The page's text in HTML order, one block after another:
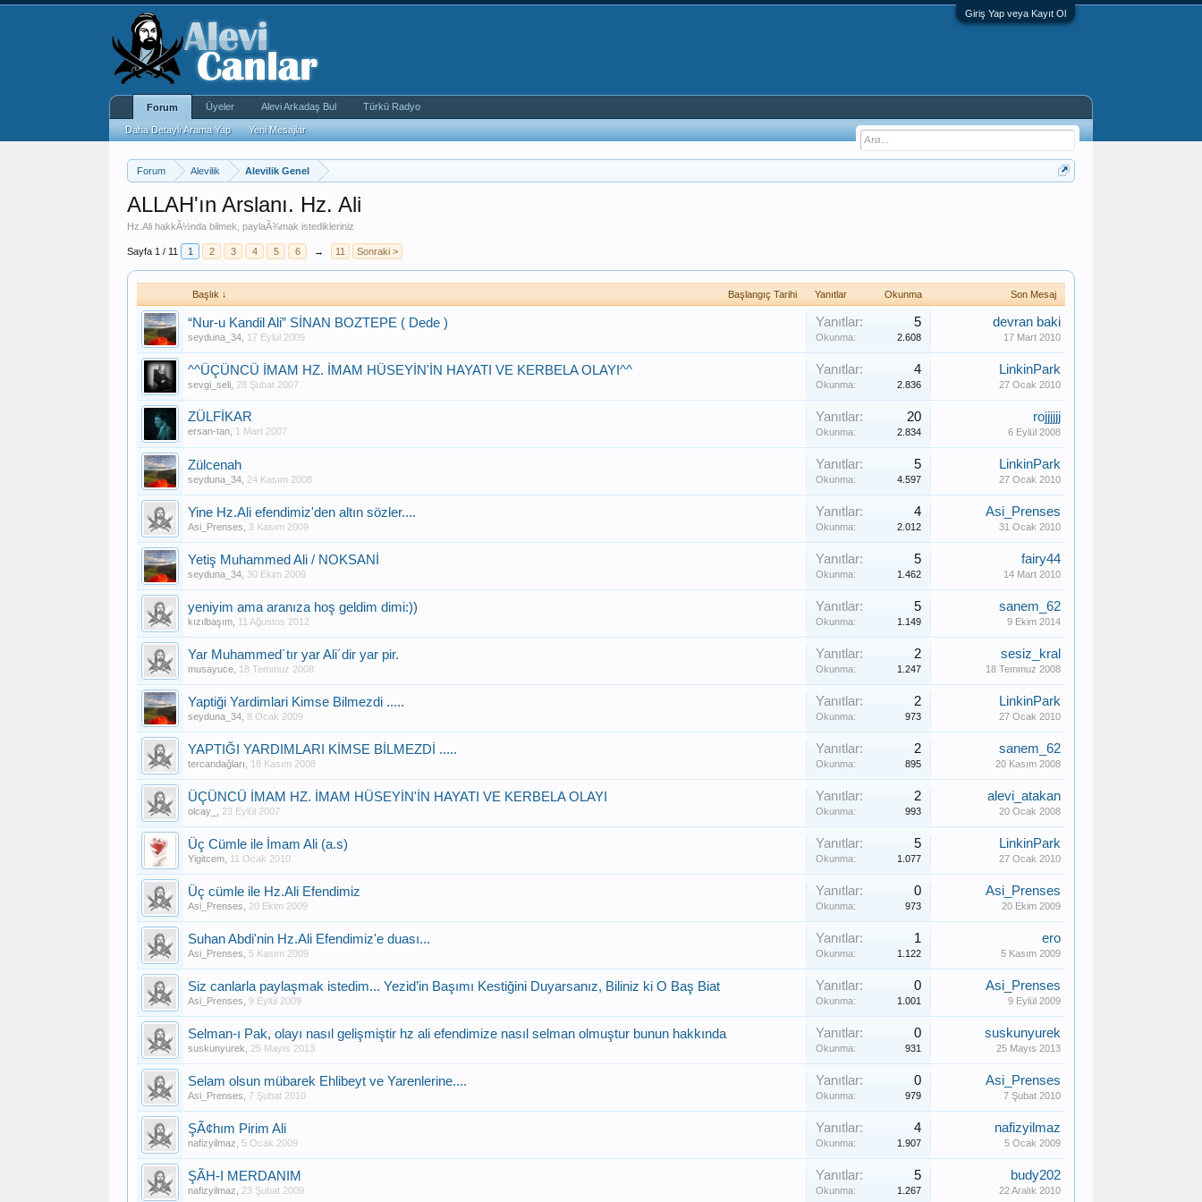
Giriş Yap veya Kayıt Ol
Forum Alevilik Alevilik Genel
ALLAH'ın Arslanı. Hz. Ali
Hz.Ali hakkÃ½nda bilmek, paylaÃ¾mak istedikleriniz
Sayfa 1 / 11 1 2 3 4 5 6 → 11 Sonraki >
Başlık ↓ Başlangıç Tarihi Yanıtlar Okunma Son Mesaj
“Nur-u Kandil Ali” SİNAN BOZTEPE ( Dede )
seyduna_34 17 Eylül 2009
Yanıtlar: 5
Okunma: 2.608
devran baki
17 Mart 2010
^^ÜÇÜNCÜ İMAM HZ. İMAM HÜSEYİN'İN HAYATI VE KERBELA OLAYI^^
sevgi_seli 28 Şubat 2007
Yanıtlar: 4
Okunma: 2.836
LinkinPark
27 Ocak 2010
ZÜLFİKAR
ersan-tan 1 Mart 2007
Yanıtlar: 20
Okunma: 2.834
rojjjjjj
6 Eylül 2008
Zülcenah
seyduna_34 24 Kasım 2008
Yanıtlar: 5
Okunma: 4.597
LinkinPark
27 Ocak 2010
Yine Hz.Ali efendimiz'den altın sözler....
Asi_Prenses 3 Kasım 2009
Yanıtlar: 4
Okunma: 2.012
Asi_Prenses
31 Ocak 2010
Yetiş Muhammed Ali / NOKSANİ
seyduna_34 30 Ekim 2009
Yanıtlar: 5
Okunma: 1.462
fairy44
14 Mart 2010
yeniyim ama aranıza hoş geldim dimi:))
kızılbaşım 11 Ağustos 2012
Yanıtlar: 5
Okunma: 1.149
sanem_62
9 Ekim 2014
Yar Muhammed´tır yar Ali´dir yar pir.
musayuce 18 Temmuz 2008
Yanıtlar: 2
Okunma: 1.247
sesiz_kral
18 Temmuz 2008
Yaptiği Yardimlari Kimse Bilmezdi .....
seyduna_34 8 Ocak 2009
Yanıtlar: 2
Okunma: 973
LinkinPark
27 Ocak 2010
YAPTIĞI YARDIMLARI KİMSE BİLMEZDİ .....
tercandağları 18 Kasım 2008
Yanıtlar: 2
Okunma: 895
sanem_62
20 Kasım 2008
ÜÇÜNCÜ İMAM HZ. İMAM HÜSEYİN'İN HAYATI VE KERBELA OLAYI
olcay_ 23 Eylül 2007
Yanıtlar: 2
Okunma: 993
alevi_atakan
20 Ocak 2008
Üç Cümle ile İmam Ali (a.s)
Yigitcem 11 Ocak 2010
Yanıtlar: 5
Okunma: 1.077
LinkinPark
27 Ocak 2010
Üç cümle ile Hz.Ali Efendimiz
Asi_Prenses 20 Ekim 2009
Yanıtlar: 0
Okunma: 973
Asi_Prenses
20 Ekim 2009
Suhan Abdi'nin Hz.Ali Efendimiz'e duası...
Asi_Prenses 5 Kasım 2009
Yanıtlar: 1
Okunma: 1.122
ero
5 Kasım 2009
Siz canlarla paylaşmak istedim... Yezid’in Başımı Kestiğini Duyarsanız, Biliniz ki O Baş Biat
Asi_Prenses 9 Eylül 2009
Yanıtlar: 0
Okunma: 1.001
Asi_Prenses
9 Eylül 2009
Selman-ı Pak, olayı nasıl gelişmiştir hz ali efendimize nasıl selman olmuştur bunun hakkında
suskunyurek 25 Mayıs 2013
Yanıtlar: 0
Okunma: 931
suskunyurek
25 Mayıs 2013
Selam olsun mübarek Ehlibeyt ve Yarenlerine....
Asi_Prenses 7 Şubat 2010
Yanıtlar: 0
Okunma: 979
Asi_Prenses
7 Şubat 2010
ŞÃ¢hım Pirim Ali
nafizyilmaz 5 Ocak 2009
Yanıtlar: 4
Okunma: 1.907
nafizyilmaz
5 Ocak 2009
ŞÃH-I MERDANIM
nafizyilmaz 23 Şubat 2009
Yanıtlar: 5
Okunma: 1.267
budy202
22 Aralık 2010
Forum
Daha Detaylı Arama Yap Yeni Mesajlar
Üyeler Alevi Arkadaş Bul Türkü Radyo